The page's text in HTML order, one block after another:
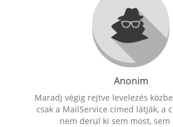
Anonim
Maradj végig rejtve levelezés
csak a MailService címed látják, a
nem derül ki sem most, sem